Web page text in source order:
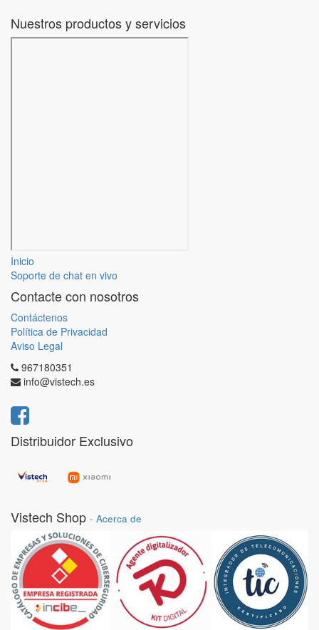
Nuestros productos y servicios
Inicio
Soporte de chat en vivo
Contacte con nosotros
Contáctenos
Política de Privacidad
Aviso Legal
967180351
info@vistech.es
Distribuidor Exclusivo
Vistech Shop - Acerca de